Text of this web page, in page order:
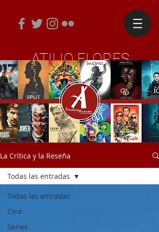
ATILIO FLORES
Periodista y Diseñador Editorial
La Crítica y la Reseña
Todas las entradas
Cine
Series
Todas las entradas